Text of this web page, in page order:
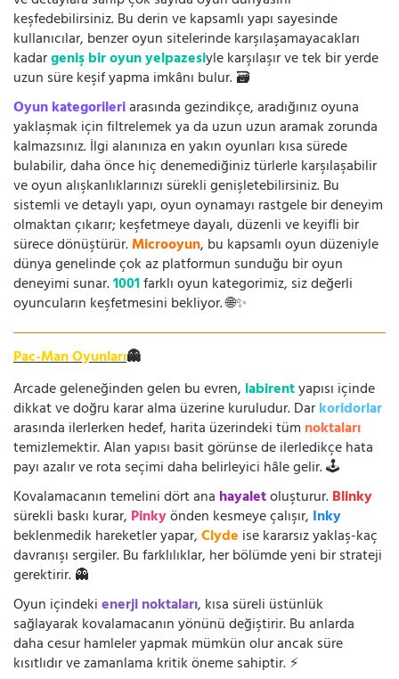
keşfedebilirsiniz. Bu derin ve kapsamlı yapı sayesinde
kullanıcılar, benzer oyun sitelerinde karşılaşamayacakları
kadargeniş bir oyun yelpazesiyle karşılaşır ve tek bir yerde
uzun süre keşif yapma imkânı bulur. 🗃️
Oyun kategorileriarasında gezindikçe, aradığınız oyuna
yaklaşmak için filtrelemek ya da uzun uzun aramak zorunda
kalmazsınız. İlgi alanınıza en yakın oyunları kısa sürede
bulabilir, daha önce hiç denemediğiniz türlerle karşılaşabilir
ve oyun alışkanlıklarınızı sürekli genişletebilirsiniz. Bu
sistemli ve detaylı yapı, oyun oynamayı rastgele bir deneyim
olmaktan çıkarır; keşfetmeye dayalı, düzenli ve keyifli bir
sürece dönüştürür.Microoyun, bu kapsamlı oyun düzeniyle
dünya genelinde çok az platformun sunduğu bir oyun
deneyimi sunar.1001farklı oyun kategorimiz, siz değerli
oyuncuların keşfetmesini bekliyor. 🌐✨
Pac-Man Oyunları👻
Arcade geleneğinden gelen bu evren, labirentyapısı içinde
dikkat ve doğru karar alma üzerine kuruludur. Darkoridorlar
arasında ilerlerken hedef, harita üzerindeki tüm noktaları
temizlemektir. Alan yapısı basit görünse de ilerledikçe hata
payı azalır ve rota seçimi daha belirleyici hâle gelir. 🕹️
Kovalamacanın temelini dört ana hayaletoluşturur.Blinky
sürekli baskı kurar, Pinkyönden kesmeye çalışır, Inky
beklenmedik hareketler yapar,Clyde ise kararsız yaklaş-kaç
davranışı sergiler. Bu farklılıklar, her bölümde yeni bir strateji
gerektirir. 👻
Oyun içindekienerji noktaları, kısa süreli üstünlük
sağlayarak kovalamacanın yönünü değiştirir. Bu anlarda
daha cesur hamleler yapmak mümkün olur ancak süre
kısıtlıdır ve zamanlama kritik öneme sahiptir. ⚡